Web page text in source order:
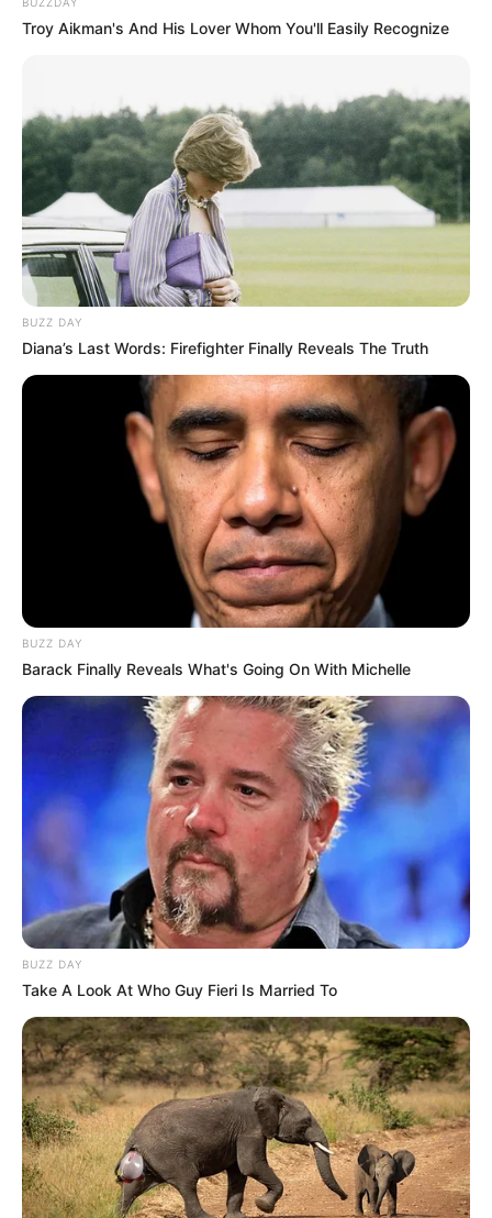
Troy Aikman's And His Lover Whom You'll Easily Recognize
BUZZ DAY
Diana’s Last Words: Firefighter Finally Reveals The Truth
BUZZ DAY
Barack Finally Reveals What's Going On With Michelle
BUZZ DAY
Take A Look At Who Guy Fieri Is Married To